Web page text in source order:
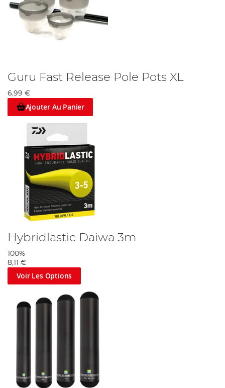
Guru Fast Release Pole Pots XL
6,99 €
Ajouter Au Panier
Hybridlastic Daiwa 3m
100%
8,11 €
Voir Les Options